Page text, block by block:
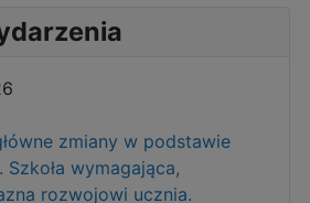
zmiany w podstawie
wymagająca,
rozwojowi ucznia.